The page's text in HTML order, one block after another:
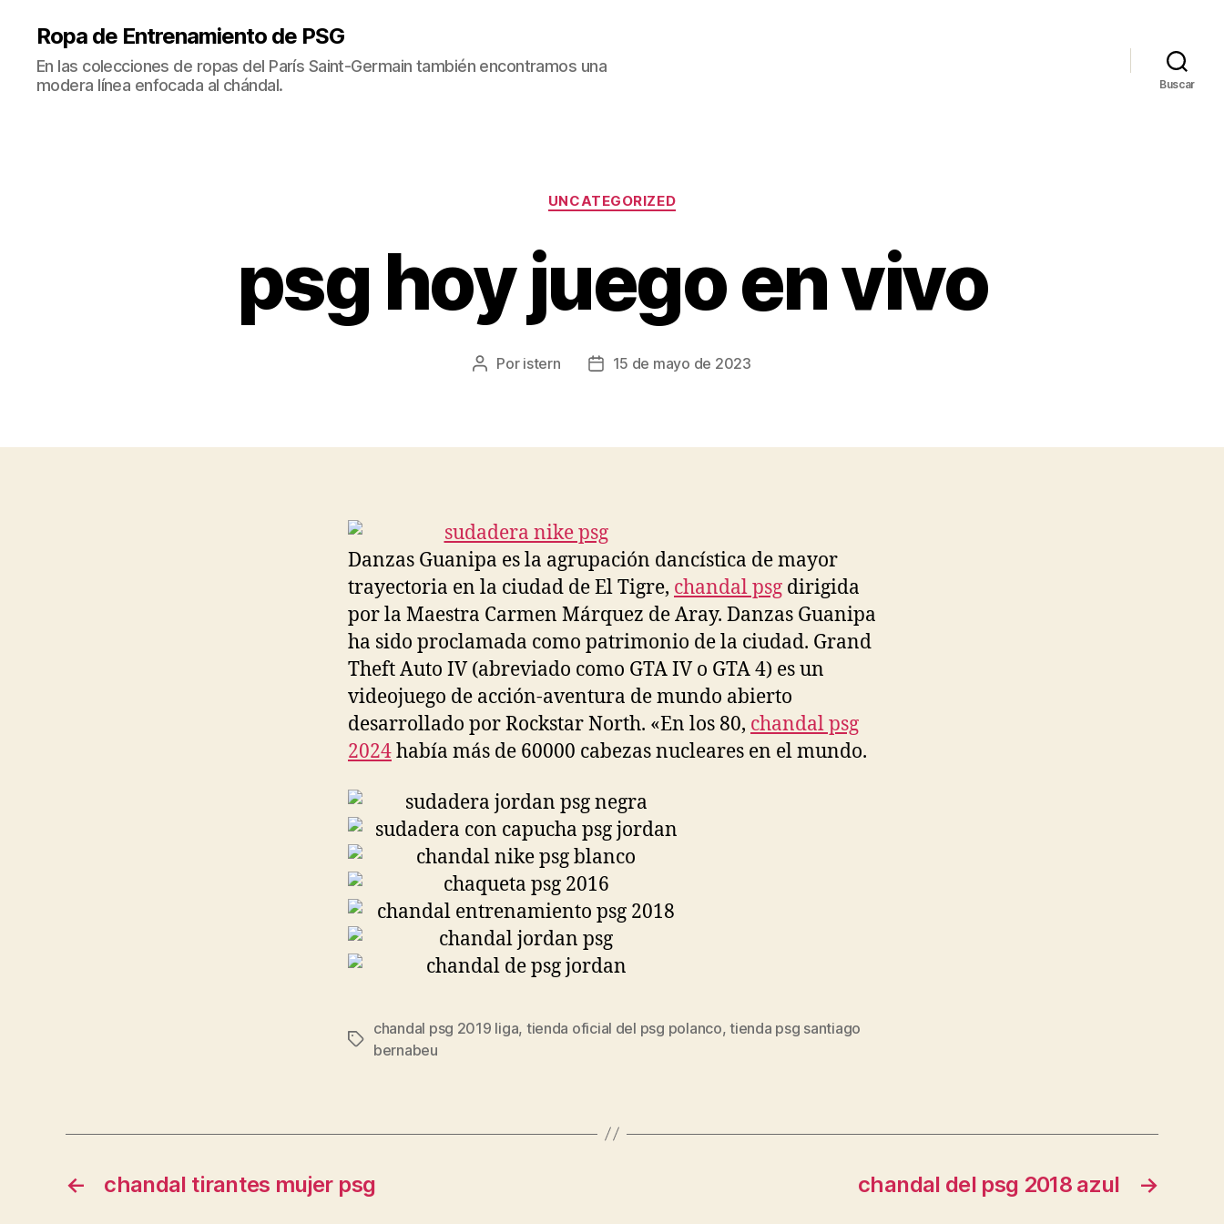
Ropa de Entrenamiento de PSG
En las colecciones de ropas del París Saint-Germain también encontramos una
modera línea enfocada al chándal.
Buscar
Categorías
UNCATEGORIZED
psg hoy juego en vivo
Autor
Por istern
Fecha15 de mayo de 2023
Danzas Guanipa es la agrupación dancística de mayor
trayectoria en la ciudad de El Tigre, chandal psg dirigida
por la Maestra Carmen Márquez de Aray. Danzas Guanipa
ha sido proclamada como patrimonio de la ciudad. Grand
Theft Auto IV (abreviado como GTA IV o GTA 4) es un
videojuego de acción-aventura de mundo abierto
desarrollado por Rockstar North. «En los 80, chandal psg
2024había más de 60000 cabezas nucleares en el mundo.
Etiquetas
chandal psg 2019 liga, tienda oficial del psg polanco,tienda psg santiago
bernabeu
← chandal tirantes mujer psg →
chandal del psg 2018 azul